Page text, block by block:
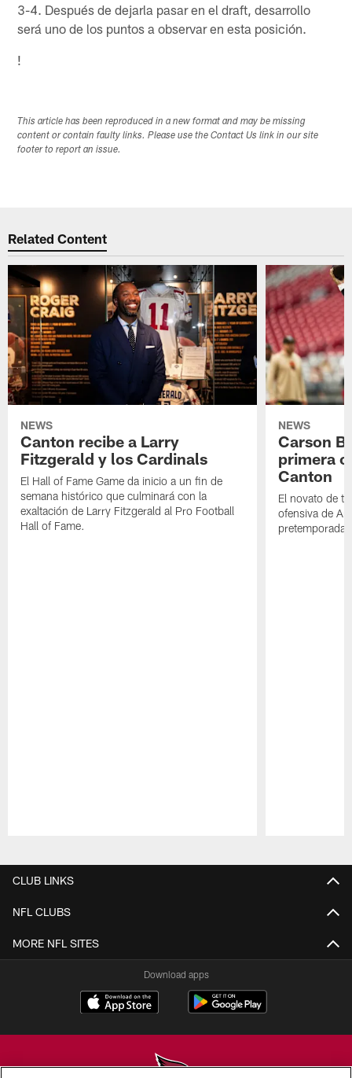
3-4. Después de dejarla pasar en el draft, desarrollo
será uno de los puntos a observar en esta posición.
!
This article has been reproduced in a new format and may be missing
content or contain faulty links. Please use the Contact Us link in our site
footer to report an issue.
Related Content
NEWS
Canton recibe a Larry
Fitzgerald y los Cardinals
El Hall of Fame Game da inicio a un fin de
semana histórico que culminará con la
exaltación de Larry Fitzgerald al Pro Football
Hall of Fame.
NEWS
Carson
primera
Canton
El novato de
ofensiva de
pretemporada
CLUB LINKS
NFL CLUBS
MORE NFL SITES
Download apps